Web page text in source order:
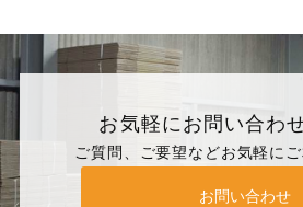
お気軽にお問い合わ
ご質問、ご要望などお気軽にご
お問い合わせ